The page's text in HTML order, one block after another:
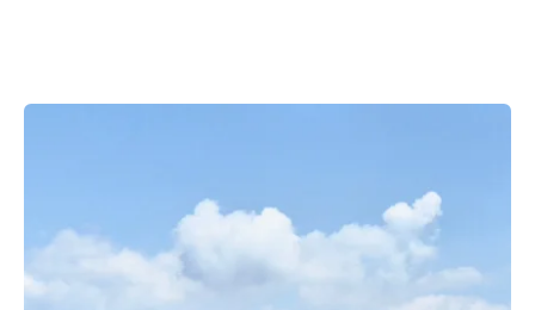
サービス
クリエイティブ事業
保険代理店事業